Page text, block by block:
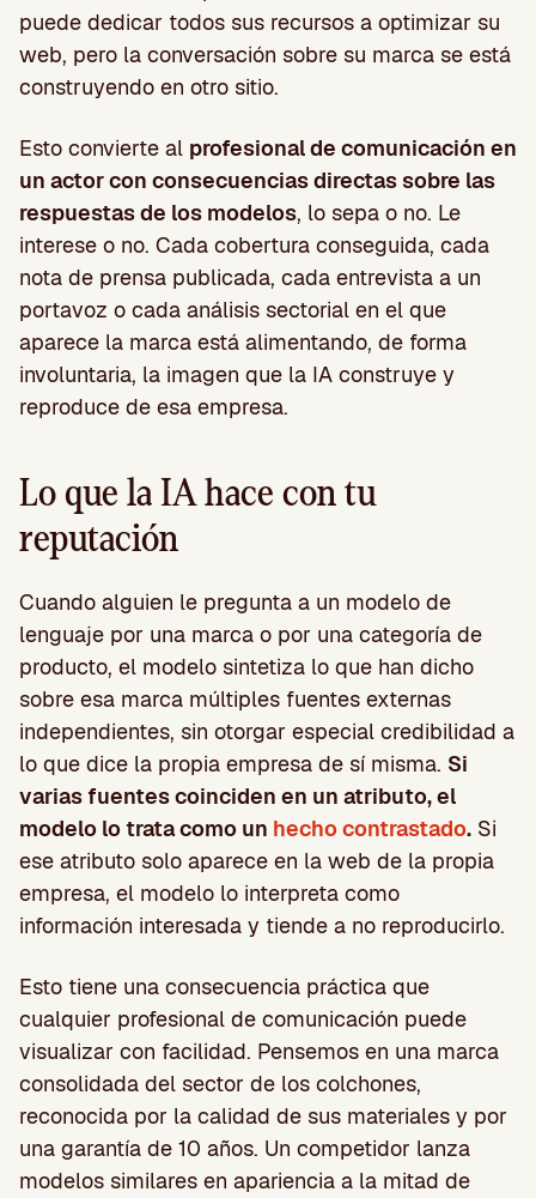
puede dedicar todos sus recursos a optimizar su
web, pero la conversación sobre su marca se está
construyendo en otro sitio.
Esto convierte al profesional de comunicación en
un actor con consecuencias directas sobre las
respuestas de los modelos, lo sepa o no. Le
interese o no. Cada cobertura conseguida, cada
nota de prensa publicada, cada entrevista a un
portavoz o cada análisis sectorial en el que
aparece la marca está alimentando, de forma
involuntaria, la imagen que la IA construye y
reproduce de esa empresa.
Lo que la IA hace con tu
reputación
Cuando alguien le pregunta a un modelo de
lenguaje por una marca o por una categoría de
producto, el modelo sintetiza lo que han dicho
sobre esa marca múltiples fuentes externas
independientes, sin otorgar especial credibilidad a
lo que dice la propia empresa de sí misma. Si
varias fuentes coinciden en un atributo, el
modelo lo trata como un hecho contrastado. Si
ese atributo solo aparece en la web de la propia
empresa, el modelo lo interpreta como
información interesada y tiende a no reproducirlo.
Esto tiene una consecuencia práctica que
cualquier profesional de comunicación puede
visualizar con facilidad. Pensemos en una marca
consolidada del sector de los colchones,
reconocida por la calidad de sus materiales y por
una garantía de 10 años. Un competidor lanza
modelos similares en apariencia a la mitad de